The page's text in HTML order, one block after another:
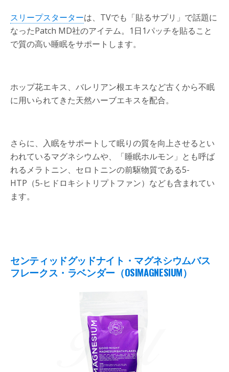
スリープスターターは、TVでも「貼るサプリ」で話題に
なったPatch MD社のアイテム。1日1パッチを貼ること
で質の高い睡眠をサポートします。
ホップ花エキス、バレリアン根エキスなど古くから不眠
に用いられてきた天然ハーブエキスを配合。
さらに、入眠をサポートして眠りの質を向上させるとい
われているマグネシウムや、「睡眠ホルモン」とも呼ば
れるメラトニン、セロトニンの前駆物質である5-
HTP（5-ヒドロキシトリプトファン）なども含まれてい
ます。
センティッドグッドナイト・マグネシウムバス
フレークス・ラベンダー（OSIMAGNESIUM）